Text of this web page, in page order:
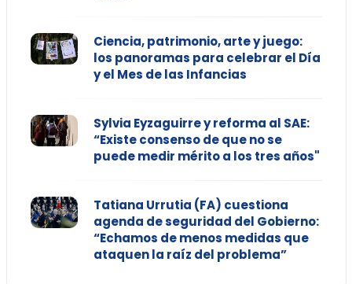
Ciencia, patrimonio, arte y juego:
los panoramas para celebrar el Día
y el Mes de las Infancias
Sylvia Eyzaguirre y reforma al SAE:
“Existe consenso de que no se
puede medir mérito a los tres años"
Tatiana Urrutia (FA) cuestiona
agenda de seguridad del Gobierno:
“Echamos de menos medidas que
ataquen la raíz del problema”